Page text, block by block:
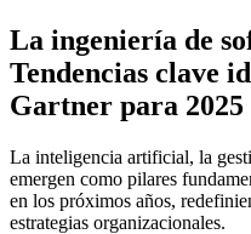
La ingeniería de
Tendencias clave
Gartner para 2025
La inteligencia artificial, la
emergen como pilares
en los próximos años,
estrategias organizacionales.